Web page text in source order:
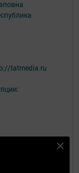
tatmedia.ru
сервисов и
браузера.